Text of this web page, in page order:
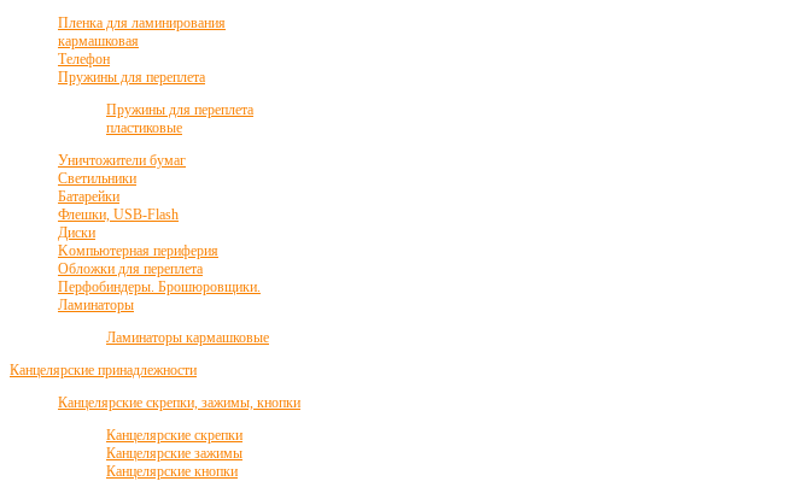
Пленка для ламинирования
кармашковая
Телефон
Пружины для переплета
Пружины для переплета
пластиковые
Уничтожители бумаг
Светильники
Батарейки
Флешки, USB-Flash
Диски
Kомпьютерная периферия
Обложки для переплета
Перфобиндеры. Брошюровщики.
Ламинаторы
Ламинаторы кармашковые
Канцелярские принадлежности
Канцелярские скрепки, зажимы, кнопки
Канцелярские скрепки
Канцелярские зажимы
Канцелярские кнопки